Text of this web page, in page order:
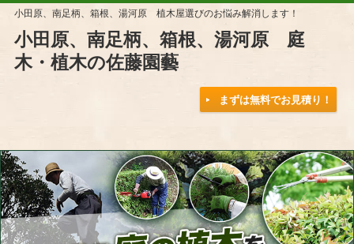
小田原、南足柄、箱根、湯河原 植木屋選びのお悩み解消します！
小田原、南足柄、箱根、湯河原 庭
木・植木の佐藤園藝
まずは無料でお見積り！